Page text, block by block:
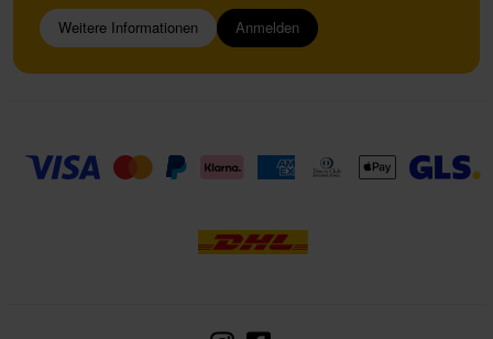
Weitere Informationen Anmelden